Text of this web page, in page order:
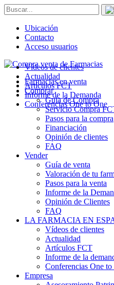
Ubicación
Contacto
Acceso usuarios
Farmacias en venta
Comprar
Guía de Compra
Servicio Compra
Pasos para la compra
Financiación
Opinión de clientes
FAQ
Vender
Guía de venta
Valoración de tu
Pasos para la venta
Informe de la
Opinión de Clientes
FAQ
LA FARMACIA EN
Vídeos de clientes
Actualidad
Artículos FCT
Informe de la
Conferencias One to
Empresa
Vídeos de clientes
Actualidad
Artículos FCT
Informe de la Demanda
Conferencias One to One